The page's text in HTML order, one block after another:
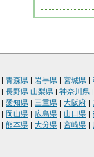
青森県 岩手県 宮城県
長野県 山梨県 神奈川県
愛知県 三重県 大阪府
岡山県 広島県 山口県
熊本県 大分県 宮崎県